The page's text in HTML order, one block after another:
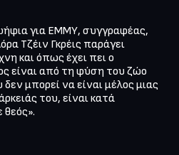
για ΕΜΜΥ, συγγραφέας,
Τζέιν Γκρέις παράγει
και όπως έχει πει ο
είναι από τη φύση του ζώο
δεν μπορεί να είναι μέλος μιας
του, είναι κατά
θεός».